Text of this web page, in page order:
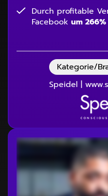
Durch profitable
Facebook um
Kategorie/
Speidel |